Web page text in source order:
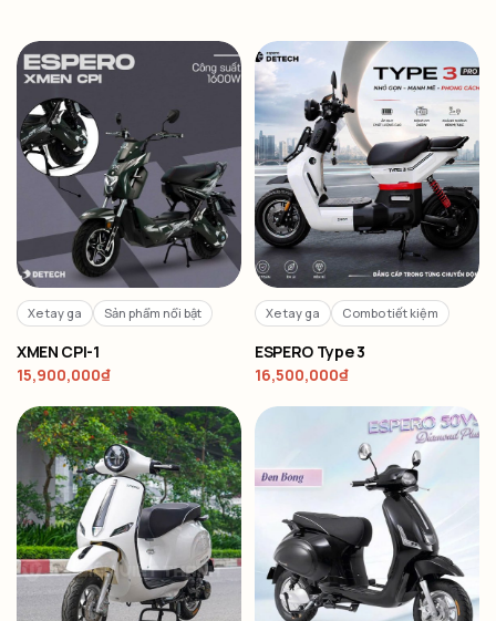
Xe tay ga Sản phẩm nổi bật
XMEN CPI-1
15,900,000₫
Xe tay ga Combo tiết kiệm
ESPERO Type 3
16,500,000₫